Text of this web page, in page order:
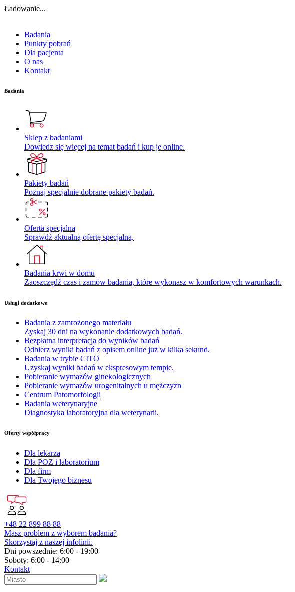
Ładowanie...
Badania
Punkty pobrań
Dla pacjenta
O nas
Kontakt
Badania
Sklep z badaniami
Dowiedz się więcej na temat badań i kup je online.
Pakiety badań
Poznaj specjalnie dobrane pakiety badań.
Oferta specjalna
Sprawdź aktualną ofertę specjalną.
Badania krwi w domu
Zaoszczędź czas i zamów badania, które wykonasz w komfortowych warunkach.
Usługi dodatkowe
Badania z zamrożonego materiału
Zyskaj 30 dni na wykonanie dodatkowych badań.
Bezpłatna interpretacja do wyników badań
Odbierz wyniki badań z opisem online już w kilka sekund.
Badania w trybie CITO
Uzyskaj wyniki badań w ekspresowym tempie.
Pobieranie wymazów ginekologicznych
Pobieranie wymazów urogenitalnych u mężczyzn
Centrum Patomorfologii
Badania weterynaryjne
Diagnostyka laboratoryjna dla weterynarii.
Oferty współpracy
Dla lekarza
Dla POZ i laboratorium
Dla firm
Dla Twojego biznesu
+48 22 899 88 88
Masz problem z wyborem badania?
Skorzystaj z naszej infolinii.
Dni powszednie: 6:00 - 19:00
Soboty: 6:00 - 14:00
Kontakt